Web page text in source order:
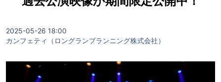
2025-05-26 18:00
カンフェティ（ロングランプランニング株式会社）